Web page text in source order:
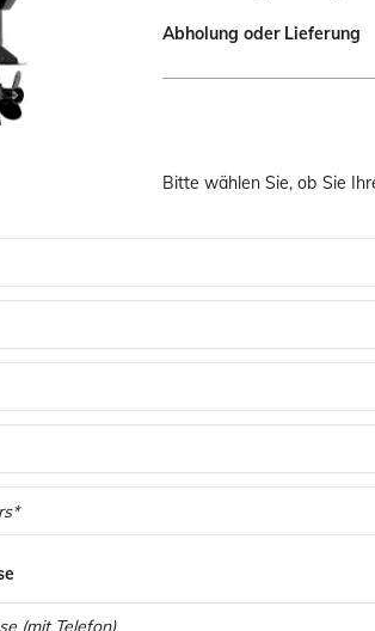
Abholung oder Lieferung
Bitte wählen Sie, ob Sie